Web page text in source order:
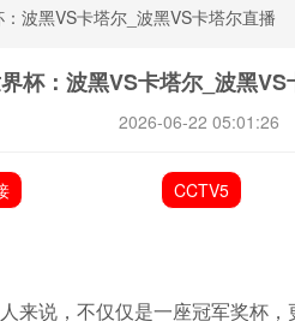
24直播网世亚预 24直播网中甲
波黑VS卡塔尔_波黑VS卡塔尔直播
杯：波黑VS卡塔尔_波黑VS
2026-06-22 05:01:26
CCTV5
来说，不仅仅是一座冠军奖杯